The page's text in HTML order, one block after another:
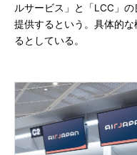
ルサービス」と「LCC」
提供するという。具体的
るとしている。